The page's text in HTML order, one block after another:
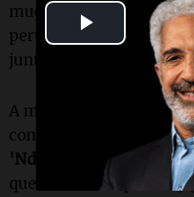
Play
Video
muertes 'accidentales',
perturbador en común:
junto a los cuerpos.
A medida que el miedo
comunidad, la mafia
'Ndrangheta , se revela
que controla el puerto y